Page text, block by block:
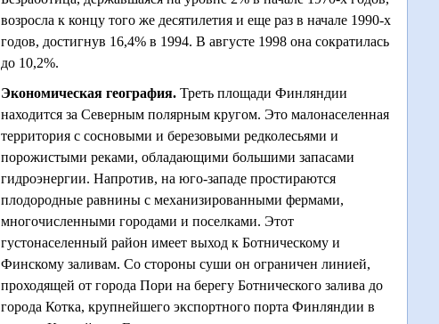
возросла к концу того же десятилетия и еще раз в начале 1990-х
годов, достигнув 16,4% в 1994. В августе 1998 она сократилась
до 10,2%.
Экономическая география. Треть площади Финляндии
находится за Северным полярным кругом. Это малонаселенная
территория с сосновыми и березовыми редколесьями и
порожистыми реками, обладающими большими запасами
гидроэнергии. Напротив, на юго-западе простираются
плодородные равнины с механизированными фермами,
многочисленными городами и поселками. Этот
густонаселенный район имеет выход к Ботническому и
Финскому заливам. Со стороны суши он ограничен линией,
проходящей от города Пори на берегу Ботнического залива до
города Котка, крупнейшего экспортного порта Финляндии в